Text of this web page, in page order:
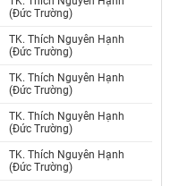
(Đức Trường)
TK. Thích Nguyên Hạnh
(Đức Trường)
TK. Thích Nguyên Hạnh
(Đức Trường)
TK. Thích Nguyên Hạnh
(Đức Trường)
TK. Thích Nguyên Hạnh
(Đức Trường)